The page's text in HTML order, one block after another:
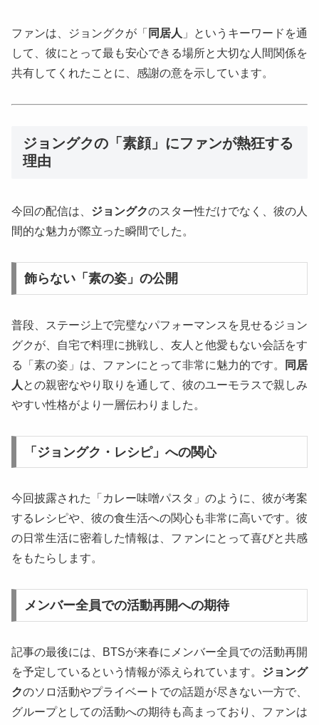
ファンは、ジョングクが「 同居人 」というキーワードを通
して、彼にとって最も安心できる場所と大切な人間関係を
共有してくれたことに、感謝の意を示しています。
ジョングクの「素顔」にファンが熱狂する
理由
今回の配信は、 ジョングクのスター性だけでなく、彼の人
間的な魅力が際立った瞬間でした。
飾らない「素の姿」の公開
普段、ステージ上で完璧なパフォーマンスを見せるジョン
グクが、自宅で料理に挑戦し、友人と他愛もない会話をす
る「素の姿」は、ファンにとって非常に魅力的です。
同居
人 との親密なやり取りを通して、彼のユーモラスで親しみ
やすい性格がより一層伝わりました。
「ジョングク・レシピ」への関心
今回披露された「カレー味噌パスタ」のように、彼が考案
するレシピや、彼の食生活への関心も非常に高いです。彼
の日常生活に密着した情報は、ファンにとって喜びと共感
をもたらします。
メンバー全員での活動再開への期待
記事の最後には、BTSが来春にメンバー全員での活動再開
を予定しているという情報が添えられています。 ジョング
クのソロ活動やプライベートでの話題が尽きない一方で、
グループとしての活動への期待も高まっており、ファンは